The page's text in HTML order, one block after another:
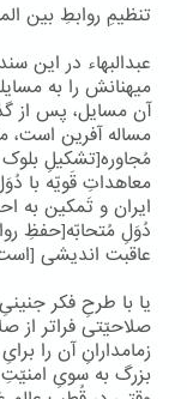
تنظیمِ روابطِ بین
عبدالبهاء در این
میهنانش را به
آن مسایل، پس از
مساله آفرین است،
مُجاوره[تشکیلِ
معاهداتِ قَویّه با
ایران و تَمکین به
دُوَلِ مُتحابّه[حفظِ
عاقبت اندیشی
یا با طرحِ فکر
صلاحیّتی فراتر
زمامدارانِ آن را
بزرگ به سویِ